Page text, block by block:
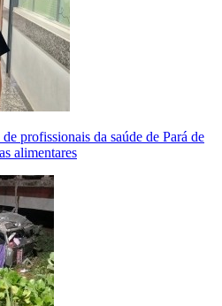
profissionais da saúde de Pará de
alimentares